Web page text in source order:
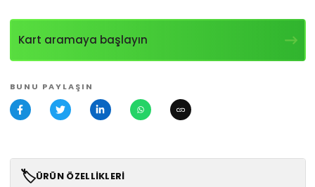
Kart aramaya başlayın
BUNU PAYLAŞIN
🏷️ÜRÜN ÖZELLIKLERI